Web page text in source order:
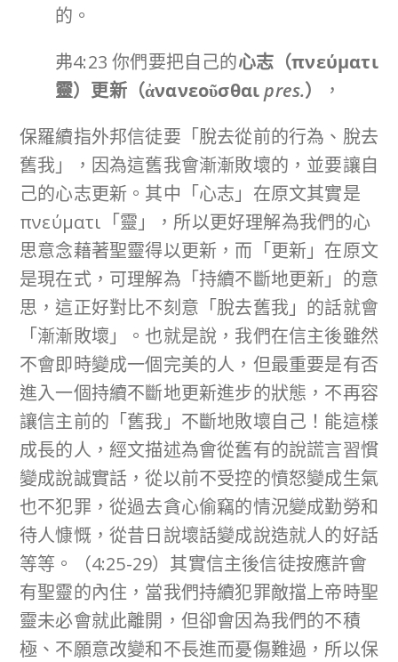
的。
弗4:23 你們要把自己的心志（πνεύματι
靈）更新（ἀνανεοῦσθαιpres.）
，
保羅續指外邦信徒要「脫去從前的行為、脫去
舊我」，因為這舊我會漸漸敗壞的，並要讓自
己的心志更新。其中「心志」在原文其實是
πνεύματι「靈」，所以更好理解為我們的心
思意念藉著聖靈得以更新，而「更新」在原文
是現在式，可理解為「持續不斷地更新」的意
思，這正好對比不刻意「脫去舊我」的話就會
「漸漸敗壞」。也就是說，我們在信主後雖然
不會即時變成一個完美的人，但最重要是有否
進入一個持續不斷地更新進步的狀態，不再容
讓信主前的「舊我」不斷地敗壞自己！能這樣
成長的人，經文描述為會從舊有的說謊言習慣
變成說誠實話，從以前不受控的憤怒變成生氣
也不犯罪，從過去貪心偷竊的情況變成勤勞和
待人慷慨，從昔日說壞話變成說造就人的好話
等等。（4:25-29）其實信主後信徒按應許會
有聖靈的內住，當我們持續犯罪敵擋上帝時聖
靈未必會就此離開，但卻會因為我們的不積
極、不願意改變和不長進而憂傷難過，所以保